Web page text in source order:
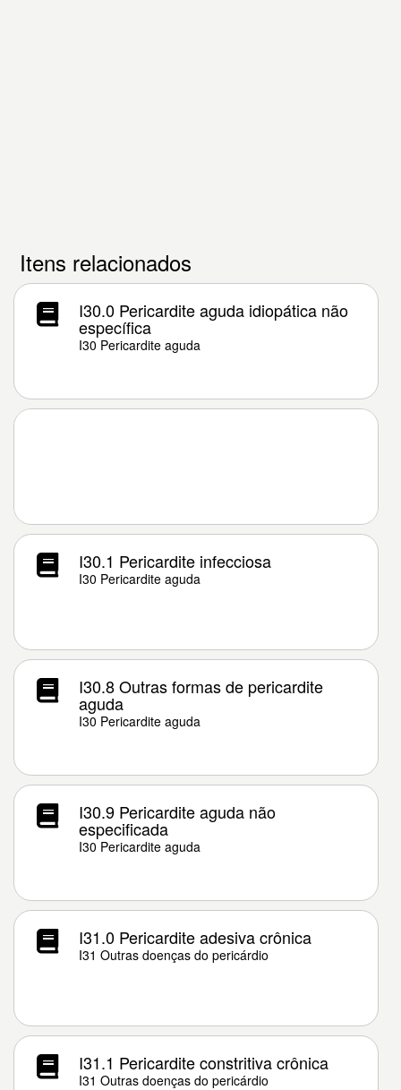
Itens relacionados
I30.0 Pericardite aguda idiopática não
específica
I30 Pericardite aguda
I30.1 Pericardite infecciosa
I30 Pericardite aguda
I30.8 Outras formas de pericardite
aguda
I30 Pericardite aguda
I30.9 Pericardite aguda não
especificada
I30 Pericardite aguda
I31.0 Pericardite adesiva crônica
I31 Outras doenças do pericárdio
I31.1 Pericardite constritiva crônica
I31 Outras doenças do pericárdio